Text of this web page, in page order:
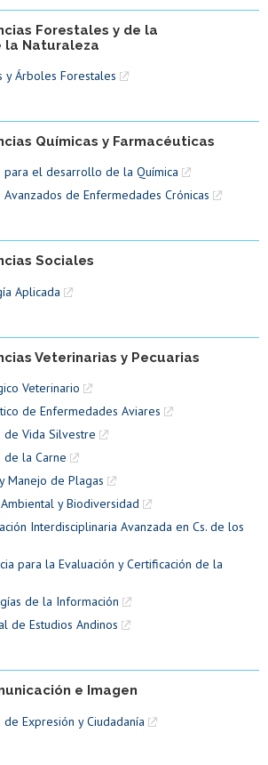
Forestales y de la
la Naturaleza
y Árboles Forestales
Químicas y Farmacéuticas
para el desarrollo de la Química
de Enfermedades Crónicas
Sociales
Aplicada
Veterinarias y Pecuarias
Veterinario
de Enfermedades Aviares
de Vida Silvestre
de la Carne
Manejo de Plagas
y Biodiversidad
Interdisciplinaria Avanzada en Cs. de los
para la Evaluación y Certificación de la
de la Información
de Estudios Andinos
e Imagen
Expresión y Ciudadanía